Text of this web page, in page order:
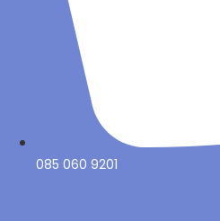
085 060 9201